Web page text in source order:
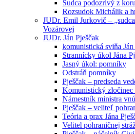
Sudca podozrivý z
Rozsudok Michálik a
JUDr. Emil Jurkovič –
Vozárovej
JUDr. Ján Pješčak
komunistická sviňa Ján
Strannícky úkol Jána
Jasný úkol: pomníky
Odstráň pomníky
Pješčak – predseda
Komunistický zločinec
Námestník ministra
Pješčak – veliteľ
Teória a prax Jána
Velitel pohraničnej